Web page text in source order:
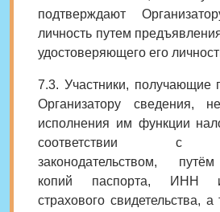
подтверждают
личность путем
удостоверяющего его
7.3. Участники, получающие
Организатору сведения,
исполнения им функции
соответствии с
законодательством,
копий паспорта, ИНН
страхового свидетельства,